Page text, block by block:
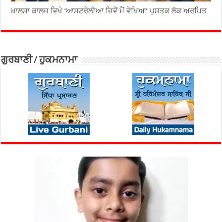
ਖ਼ਾਲਸਾ ਕਾਲਜ ਵਿਖੇ ‘ਆਸਟਰੇਲੀਆ ਜਿਵੇਂ ਮੈਂ ਵੇਖਿਆ’ ਪੁਸਤਕ ਲੋਕ ਅਰਪਿਤ
ਗੁਰਬਾਣੀ / ਹੁਕਮਨਾਮਾ